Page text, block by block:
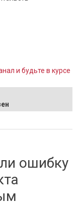
и будьте в курсе
России
ошибку